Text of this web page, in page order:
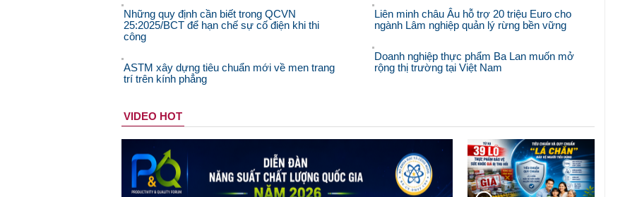
Những quy định cần biết trong QCVN
25:2025/BCT để hạn chế sự cố điện khi thi
công
ASTM xây dựng tiêu chuẩn mới về men trang
trí trên kính phẳng
Liên minh châu Âu hỗ trợ 20 triệu Euro cho
ngành Lâm nghiệp quản lý rừng bền vững
Doanh nghiệp thực phẩm Ba Lan muốn mở
rộng thị trường tại Việt Nam
VIDEO HOT